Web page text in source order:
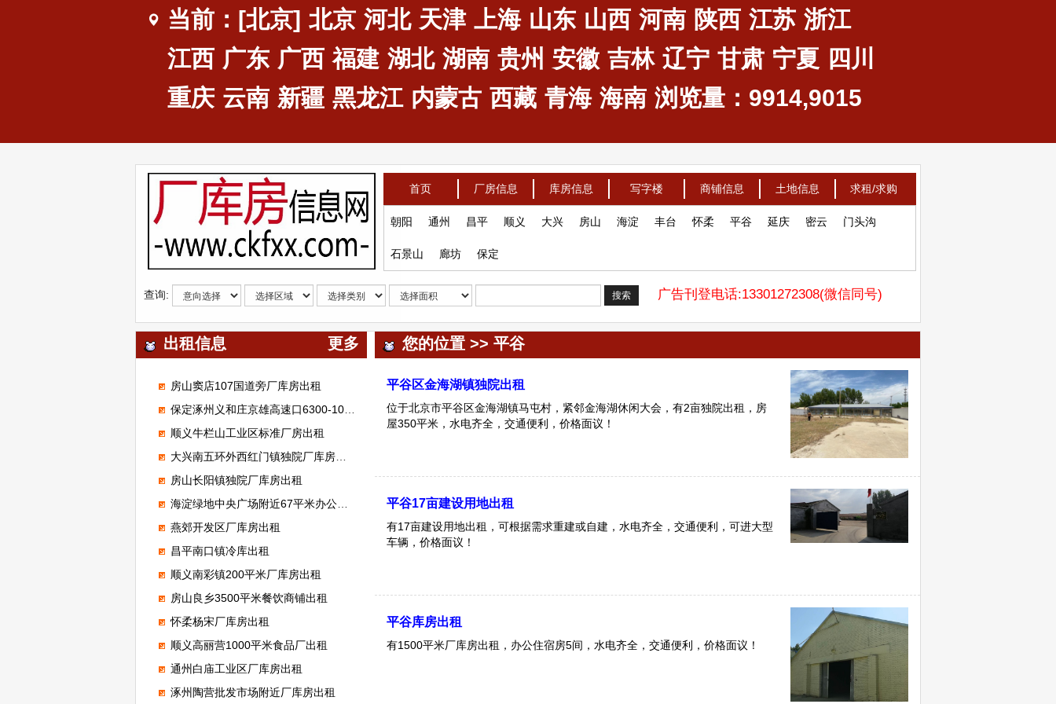
当前：[北京] 北京 河北 天津 上海 山东 山西 河南 陕西 江苏 浙江
江西 广东 广西 福建 湖北 湖南 贵州 安徽 吉林 辽宁 甘肃 宁夏 四川
重庆 云南 新疆 黑龙江 内蒙古 西藏 青海 海南 浏览量：9914,9015
首页 厂房信息 库房信息 写字楼 商铺信息 土地信息 求租/求购
朝阳 通州 昌平 顺义 大兴 房山 海淀 丰台 怀柔 平谷 延庆 密云 门头沟
石景山 廊坊 保定
查询: 搜索 广告刊登电话:13301272308(微信同号)
出租信息 更多
房山窦店107国道旁厂库房出租
保定涿州义和庄京雄高速口6300-100000平米标准高台库出租
顺义牛栏山工业区标准厂房出租
大兴南五环外西红门镇独院厂库房出租
房山长阳镇独院厂库房出租
海淀绿地中央广场附近67平米办公室出租
燕郊开发区厂库房出租
昌平南口镇冷库出租
顺义南彩镇200平米厂库房出租
房山良乡3500平米餐饮商铺出租
怀柔杨宋厂库房出租
顺义高丽营1000平米食品厂出租
通州白庙工业区厂库房出租
涿州陶营批发市场附近厂库房出租
您的位置 >> 平谷
平谷区金海湖镇独院出租
位于北京市平谷区金海湖镇马屯村，紧邻金海湖休闲大会，有2亩独院出租，房
屋350平米，水电齐全，交通便利，价格面议！
平谷17亩建设用地出租
有17亩建设用地出租，可根据需求重建或自建，水电齐全，交通便利，可进大型
车辆，价格面议！
平谷库房出租
有1500平米厂库房出租，办公住宿房5间，水电齐全，交通便利，价格面议！